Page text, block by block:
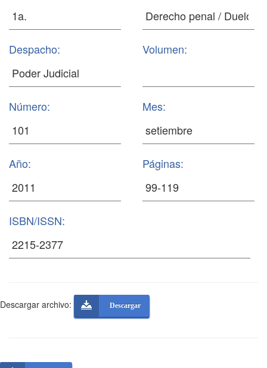
Despacho: Volumen:
Número: Mes:
Año: Páginas:
ISBN/ISSN:
Descargar archivo: Descargar